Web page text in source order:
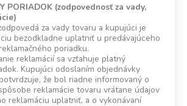
PORIADOK (zodpovednosť za vady,
za vady tovaru a kupujúci je
bezodkladne uplatniť u predávajúceho
poriadku.
reklamácií sa vzťahuje platný
Kupujúci odoslaním objednávky
že bol riadne informovaný o
reklamácie tovaru vrátane údajov
reklamáciu uplatniť, a o vykonávaní